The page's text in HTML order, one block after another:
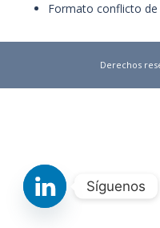
Formato conflicto de
Derechos
Síguenos